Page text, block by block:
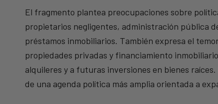
El fragmento plantea preocupaciones sobre
propietarios negligentes, administración pública
préstamos inmobiliarios. También expresa el
propiedades privadas y financiamiento
alquileres y a futuras inversiones en bienes
de una agenda política más amplia orientada a